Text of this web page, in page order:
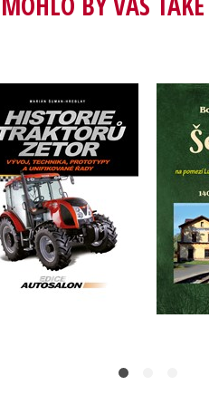
Historie traktorů Zetor
Marián Šuman-Hreblay
Do košíku